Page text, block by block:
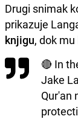
Drugi snimak
prikazuje
knjigu, dok
🔴 In
Jake
Qur'an